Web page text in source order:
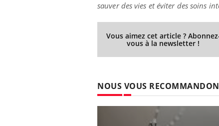
sauver des vies et éviter des soins
Vous aimez cet article ?
vous à la newsletter !
NOUS VOUS